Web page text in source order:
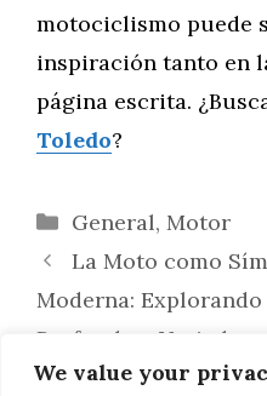
We value your
motociclismo puede
inspiración tanto en
página escrita.
Toledo?
Categorías
General, Motor
La Moto como
Moderna:
Profundo y Variado
Poemas